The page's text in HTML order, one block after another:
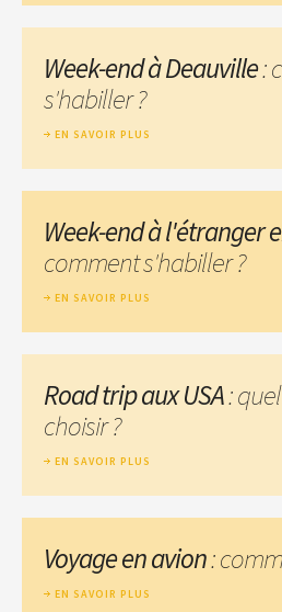
Week-end à Deauville:
s'habiller ?
EN SAVOIR PLUS
Week-end à l'étranger
comment s'habiller ?
EN SAVOIR PLUS
Road trip aux USA:
choisir ?
EN SAVOIR PLUS
Voyage en avion:
EN SAVOIR PLUS